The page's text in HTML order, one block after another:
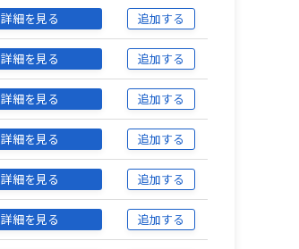
詳細を見る 追加する
詳細を見る 追加する
詳細を見る 追加する
詳細を見る 追加する
詳細を見る 追加する
詳細を見る 追加する